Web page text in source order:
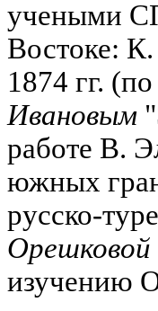
учеными
Востоке:
1874 гг.
Ивановым
работе В.
южных
русско-
Орешковой
изучению